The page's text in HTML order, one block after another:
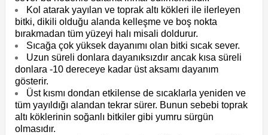
Kol atarak yayılan ve toprak altı kökleri ile ilerleyen
bitki, dikili olduğu alanda kelleşme ve boş nokta
bırakmadan tüm yüzeyi halı misali doldurur.
Sıcağa çok yüksek dayanımı olan bitki sıcak sever.
Uzun süreli donlara dayanıksızdır ancak kısa süreli
donlara -10 dereceye kadar üst aksamı dayanım
gösterir.
Üst kısmı dondan etkilense de sıcaklarla yeniden ve
tüm yayıldığı alandan tekrar sürer. Bunun sebebi toprak
altı köklerinin soğanlı bitkiler gibi yumru sürgün
olmasıdır.